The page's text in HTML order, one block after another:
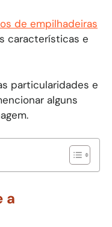
de empilhadeiras
características e
particularidades e
alguns
a